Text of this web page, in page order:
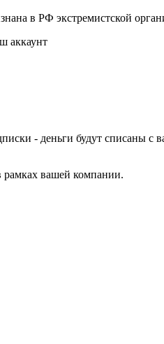
в РФ экстремистской
аккаунт
- деньги будут списаны с
рамках вашей компании.